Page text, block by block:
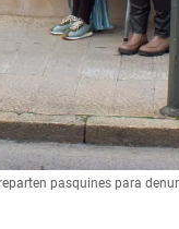
pasquines para